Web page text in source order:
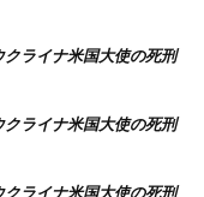
ライナ米国大使の死刑
ライナ米国大使の死刑
ライナ米国大使の死刑